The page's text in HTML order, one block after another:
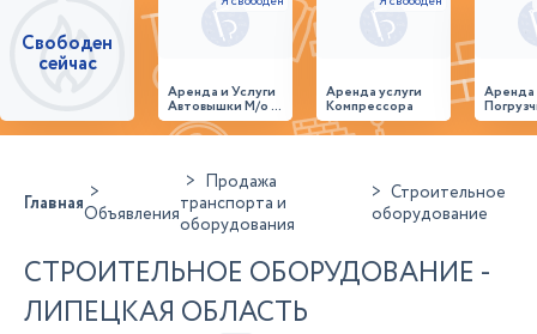
Свободен
сейчас
Аренда и Услуги
Автовышки М/о г.
Домодедово
26,28,32 место
Аренда услуги
Компрессора
ГлавнаяОбъявления
Продажа
транспорта и
оборудования
Строительное
оборудование
СТРОИТЕЛЬНОЕ ОБОРУДОВАНИЕ -
ЛИПЕЦКАЯ ОБЛАСТЬ